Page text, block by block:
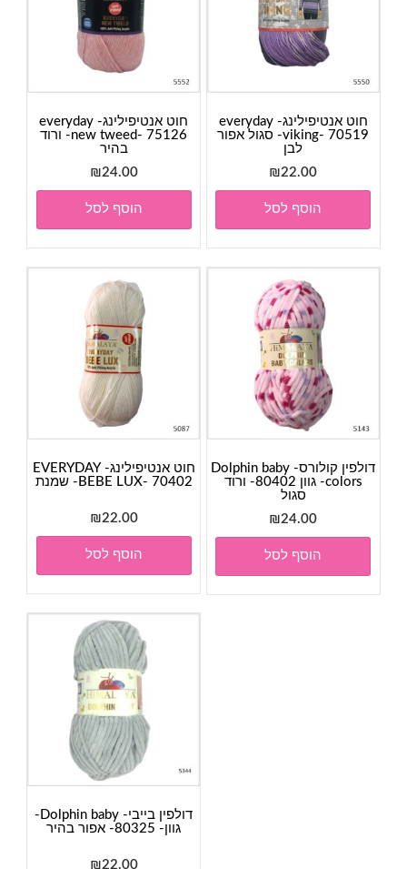
חוט אנטיפילינג- everyday
viking- 70519- סגול אפור
לבן
₪22.00
הוסף לסל
חוט אנטיפילינג- everyday
new tweed- 75126- ורוד
בהיר
₪24.00
הוסף לסל
דולפין קולורס- Dolphin baby
colors- גוון 80402- ורוד
סגול
₪24.00
הוסף לסל
חוט אנטיפילינג- EVERYDAY
BEBE LUX- 70402- שמנת
₪22.00
הוסף לסל
דולפין בייבי- Dolphin baby-
גוון- 80325- אפור בהיר
₪22.00